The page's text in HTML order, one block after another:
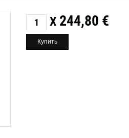
X 244,80 €